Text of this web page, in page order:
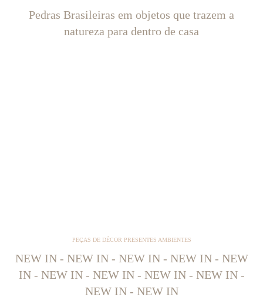
Pedras Brasileiras em objetos que trazem a
natureza para dentro de casa
PEÇAS DE DÉCOR PRESENTES AMBIENTES
NEW IN - NEW IN - NEW IN - NEW IN - NEW
IN - NEW IN - NEW IN - NEW IN - NEW IN -
NEW IN - NEW IN